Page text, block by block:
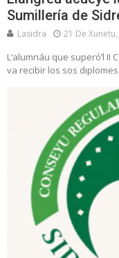
Sumillería de
Lasidra 21 De
L’alumnáu que superó’l II
va recibir los sos